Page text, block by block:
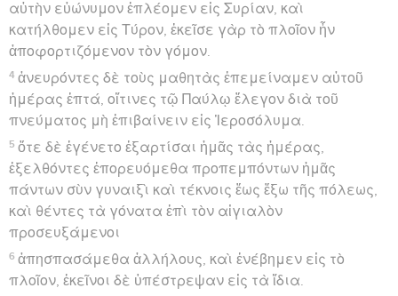
αὐτὴν εὐώνυμον ἐπλέομεν εἰς Συρίαν, καὶ
κατήλθομεν εἰς Τύρον, ἐκεῖσε γὰρ τὸ πλοῖον ἦν
ἀποφορτιζόμενον τὸν γόμον.
4 ἀνευρόντες δὲ τοὺς μαθητὰς ἐπεμείναμεν αὐτοῦ
ἡμέρας ἑπτά, οἵτινες τῷ Παύλῳ ἔλεγον διὰ τοῦ
πνεύματος μὴ ἐπιβαίνειν εἰς Ἱεροσόλυμα.
5 ὅτε δὲ ἐγένετο ἐξαρτίσαι ἡμᾶς τὰς ἡμέρας,
ἐξελθόντες ἐπορευόμεθα προπεμπόντων ἡμᾶς
πάντων σὺν γυναιξὶ καὶ τέκνοις ἕως ἔξω τῆς πόλεως,
καὶ θέντες τὰ γόνατα ἐπὶ τὸν αἰγιαλὸν
προσευξάμενοι
6 ἀπησπασάμεθα ἀλλήλους, καὶ ἐνέβημεν εἰς τὸ
πλοῖον, ἐκεῖνοι δὲ ὑπέστρεψαν εἰς τὰ ἴδια.